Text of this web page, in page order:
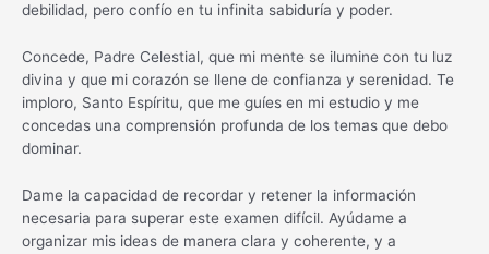
debilidad, pero confío en tu infinita sabiduría y poder.
Concede, Padre Celestial, que mi mente se ilumine con tu luz
divina y que mi corazón se llene de confianza y serenidad. Te
imploro, Santo Espíritu, que me guíes en mi estudio y me
concedas una comprensión profunda de los temas que debo
dominar.
Dame la capacidad de recordar y retener la información
necesaria para superar este examen difícil. Ayúdame a
organizar mis ideas de manera clara y coherente, y a